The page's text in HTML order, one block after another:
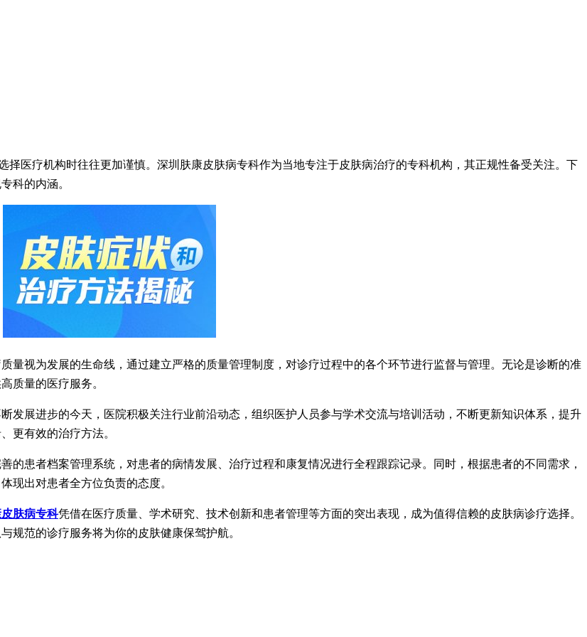
择医疗机构时往往更加谨慎。深圳肤康皮肤病专科作为当地专注于皮肤病治疗的专科机构，其正规性备受关注。下
科的内涵。
视为发展的生命线，通过建立严格的质量管理制度，对诊疗过程中的各个环节进行监督与管理。无论是诊断的准
质量的医疗服务。
展进步的今天，医院积极关注行业前沿动态，组织医护人员参与学术交流与培训活动，不断更新知识体系，提升
更有效的治疗方法。
患者档案管理系统，对患者的病情发展、治疗过程和康复情况进行全程跟踪记录。同时，根据患者的不同需求，
现出对患者全方位负责的态度。
肤病专科凭借在医疗质量、学术研究、技术创新和患者管理等方面的突出表现，成为值得信赖的皮肤病诊疗选择。
规范的诊疗服务将为你的皮肤健康保驾护航。